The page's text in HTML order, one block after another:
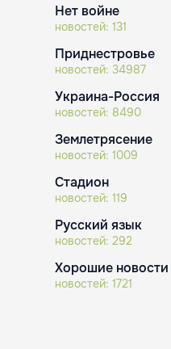
Нет войне
новостей: 131
Приднестровье
новостей: 34987
Украина-Россия
новостей: 8490
Землетрясение
новостей: 1009
Стадион
новостей: 119
Русский язык
новостей: 292
Хорошие новости
новостей: 1721